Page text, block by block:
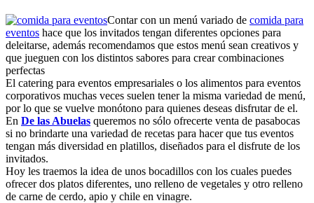
Contar con un menú variado de comida para
eventos hace que los invitados tengan diferentes opciones para
deleitarse, además recomendamos que estos menú sean creativos y
que jueguen con los distintos sabores para crear combinaciones
perfectas
El catering para eventos empresariales o los alimentos para eventos
corporativos muchas veces suelen tener la misma variedad de menú,
por lo que se vuelve monótono para quienes deseas disfrutar de el.
En De las Abuelas queremos no sólo ofrecerte venta de pasabocas
si no brindarte una variedad de recetas para hacer que tus eventos
tengan más diversidad en platillos, diseñados para el disfrute de los
invitados.
Hoy les traemos la idea de unos bocadillos con los cuales puedes
ofrecer dos platos diferentes, uno relleno de vegetales y otro relleno
de carne de cerdo, apio y chile en vinagre.